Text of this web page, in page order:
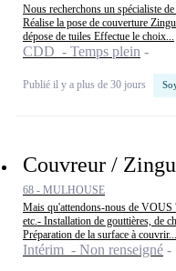
Nous recherchons un spécialiste
Réalise la pose de couverture
dépose de tuiles Effectue le choix...
CDD - Temps plein
Publié il y a plus de 30 jours
Couvreur /
68 - MULHOUSE
Mais qu'attendons-nous de VOUS
etc.- Installation de gouttières, de
Préparation de la surface à couvrir...
Intérim - Non renseigné